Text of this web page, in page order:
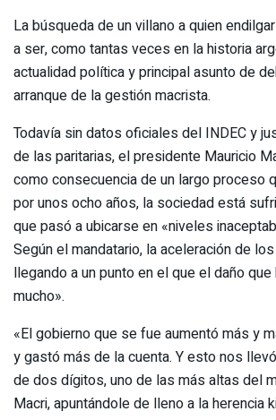
La búsqueda de un villano a quien
a ser, como tantas veces en la historia
actualidad política y principal asunto de
arranque de la gestión macrista.
Todavía sin datos oficiales del INDEC y
de las paritarias, el presidente Mauricio
como consecuencia de un largo proceso
por unos ocho años, la sociedad está
que pasó a ubicarse en «niveles
Según el mandatario, la aceleración de
llegando a un punto en el que el daño
mucho».
«El gobierno que se fue aumentó más y
y gastó más de la cuenta. Y esto nos
de dos dígitos, uno de las más altas del
Macri, apuntándole de lleno a la herencia